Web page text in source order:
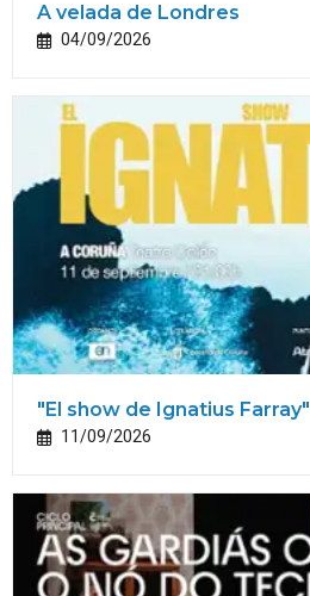
A velada de Londres
04/09/2026
"El show de Ignatius Farray"
11/09/2026